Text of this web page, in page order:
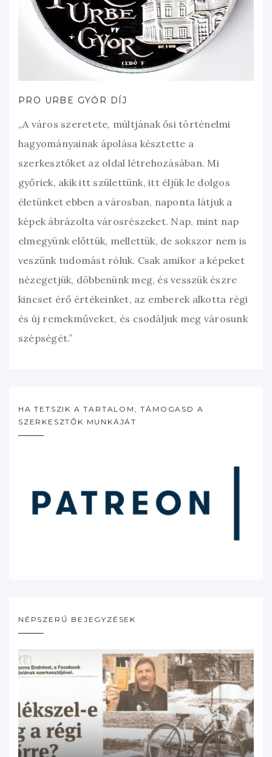
PRO URBE GYŐR DÍJ
„A város szeretete, múltjának ősi történelmi
hagyományainak ápolása késztette a
szerkesztőket az oldal létrehozásában. Mi
győriek, akik itt születtünk, itt éljük le dolgos
életünket ebben a városban, naponta látjuk a
képek ábrázolta városrészeket. Nap, mint nap
elmegyünk előttük, mellettük, de sokszor nem is
veszünk tudomást róluk. Csak amikor a képeket
nézegetjük, döbbenünk meg, és vesszük észre
kincset érő értékeinket, az emberek alkotta régi
és új remekműveket, és csodáljuk meg városunk
szépségét.”
HA TETSZIK A TARTALOM, TÁMOGASD A
SZERKESZTŐK MUNKÁJÁT
NÉPSZERŰ BEJEGYZÉSEK